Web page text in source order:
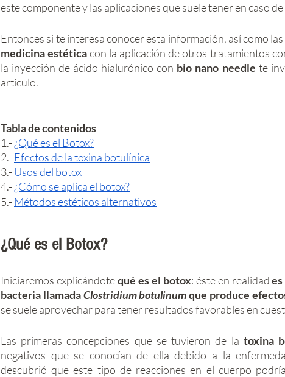
este componente y las aplicaciones que suele tener en caso
medicina estética con la aplicación de otros tratamientos
la inyección de ácido hialurónico con bio nano needle te
artículo.
Tabla de contenidos
1.- ¿Qué es el Botox?
2.- Efectos de la toxina botulínica
3.- Usos del botox
4.- ¿Cómo se aplica el botox?
5.- Métodos estéticos alternativos
¿Qué es el Botox?
Iniciaremos explicándote qué es el botox: éste en realidad
bacteria llamada Clostridium botulinum que produce
se suele aprovechar para tener resultados favorables en
Las primeras concepciones que se tuvieron de la toxina
negativos que se conocían de ella debido a la
descubrió que este tipo de reacciones en el cuerpo